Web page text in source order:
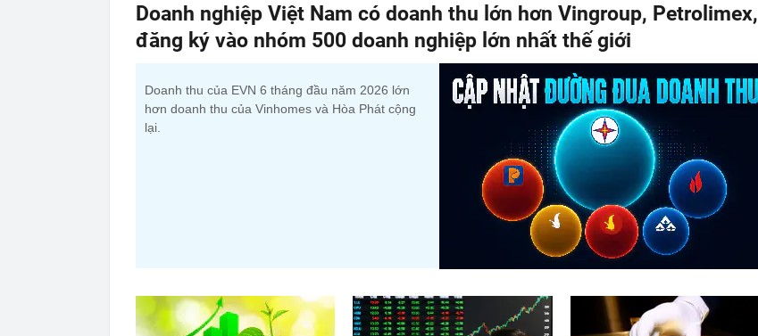
Doanh nghiệp Việt Nam có doanh thu lớn hơn Vingroup, Petrolimex,
đăng ký vào nhóm 500 doanh nghiệp lớn nhất thế giới
Doanh thu của EVN 6 tháng đầu năm 2026 lớn
hơn doanh thu của Vinhomes và Hòa Phát cộng
lại.